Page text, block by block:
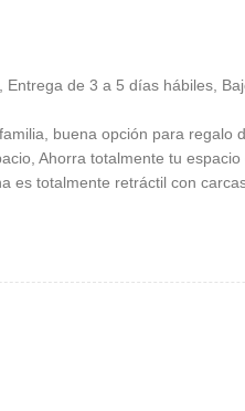
de 3 a 5 días hábiles,
buena opción para regalo
Ahorra totalmente tu espacio
es totalmente retráctil con